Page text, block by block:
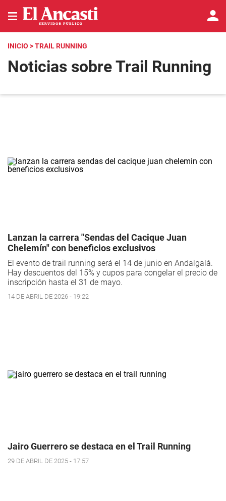
INICIO > TRAIL RUNNING
Noticias sobre Trail Running
Lanzan la carrera "Sendas del Cacique Juan
Chelemín" con beneficios exclusivos
El evento de trail running será el 14 de junio en Andalgalá.
Hay descuentos del 15% y cupos para congelar el precio de
inscripción hasta el 31 de mayo.
14 DE ABRIL DE 2026 - 19:22
Jairo Guerrero se destaca en el Trail Running
29 DE ABRIL DE 2025 - 17:57